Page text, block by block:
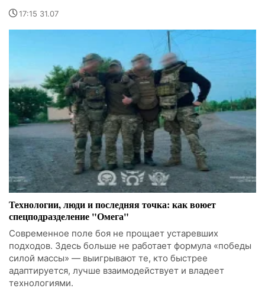
17:15 31.07
Технологии, люди и последняя точка: как воюет
спецподразделение "Омега"
Современное поле боя не прощает устаревших
подходов. Здесь больше не работает формула «победы
силой массы» — выигрывают те, кто быстрее
адаптируется, лучше взаимодействует и владеет
технологиями.